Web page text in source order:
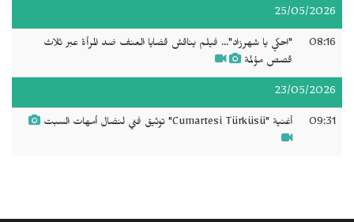
25/05/2026
08:16
"احكي يا شهرزاد"... فيلم يناقش قضايا العنف ضد المرأة عبر ثلاث
قصص مؤلمة
23/05/2026
09:31 أغنية "Cumartesi Türküsü" توثيق فني لنضال أمهات السبت